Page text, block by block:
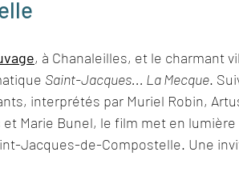
, à Chanaleilles, et le charmant
Saint-Jacques... La Mecque.
interprétés par Muriel Robin,
Marie Bunel, le film met en lumière
Jacques-de-Compostelle. Une